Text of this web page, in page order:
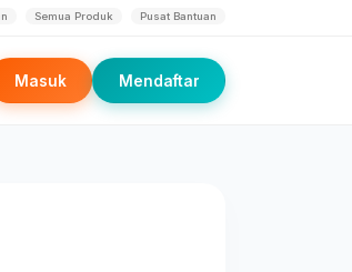
Semua Produk Pusat Bantuan
Masuk Mendaftar